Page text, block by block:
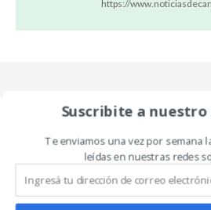
https://
Related Articles
Suscribite a
Te enviamos una vez por semana
leídas en nuestras redes